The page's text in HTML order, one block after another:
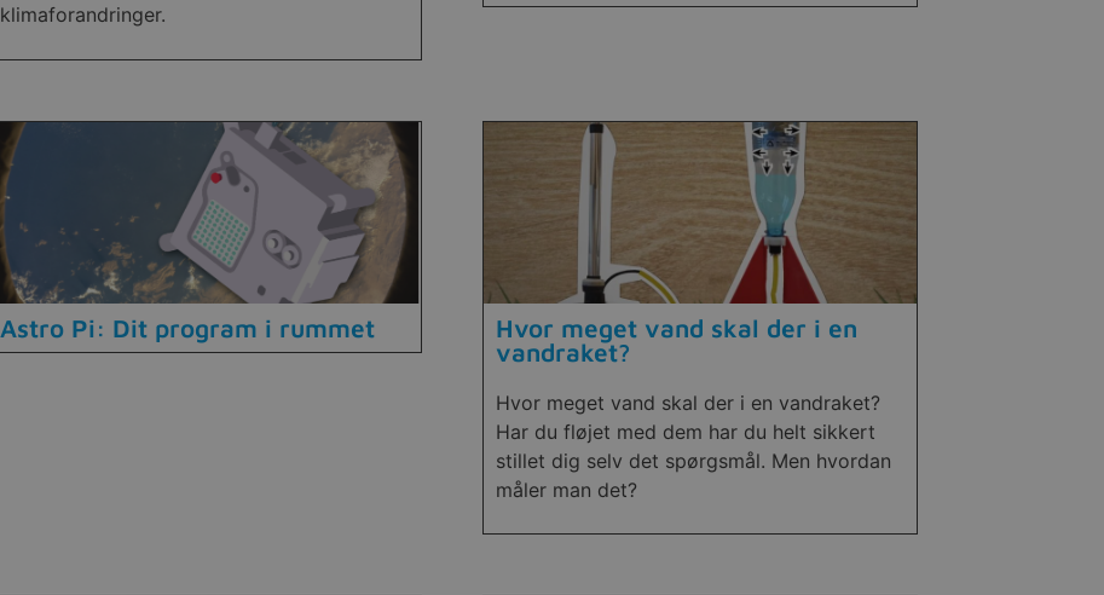
klimaforandringer.
Astro Pi: Dit program i rummet
Hvor meget vand skal der i en
vandraket?
Hvor meget vand skal der i en vandraket?
Har du fløjet med dem har du helt sikkert
stillet dig selv det spørgsmål. Men hvordan
måler man det?